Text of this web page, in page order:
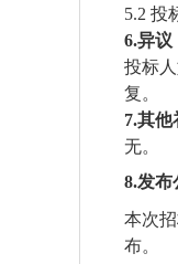
5.2 投
6.异议
投标
复。
7.其他
无。
8.发布
本次
布。